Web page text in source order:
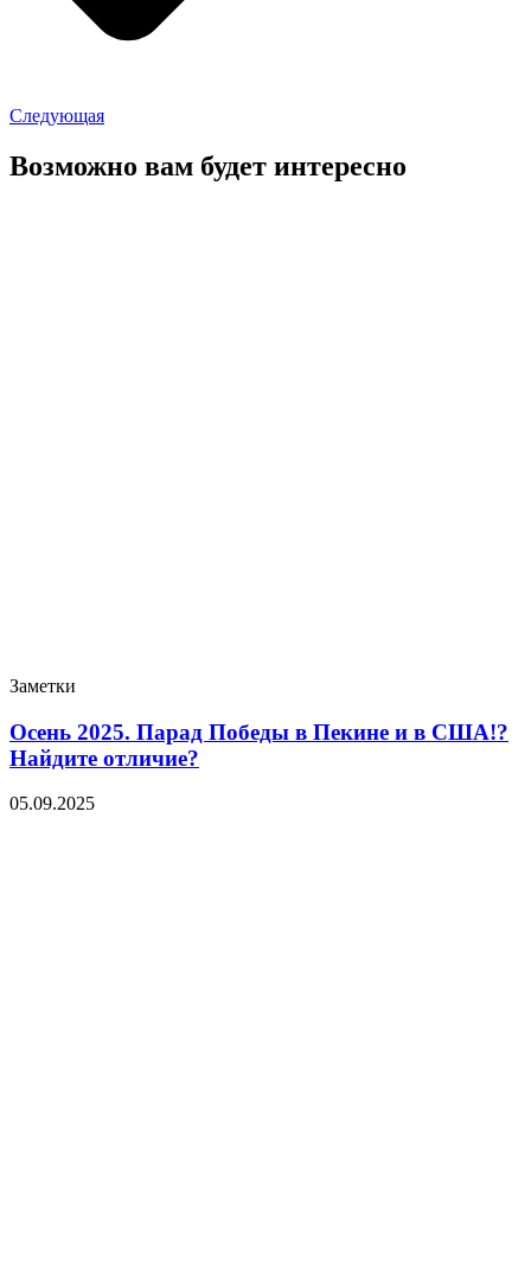
Следующая
Возможно вам будет интересно
Заметки
Осень 2025. Парад Победы в Пекине и в США!?
Найдите отличие?
05.09.2025